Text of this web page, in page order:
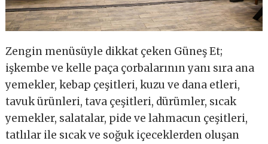
Zengin menüsüyle dikkat çeken Güneş Et;
işkembe ve kelle paça çorbalarının yanı sıra ana
yemekler, kebap çeşitleri, kuzu ve dana etleri,
tavuk ürünleri, tava çeşitleri, dürümler, sıcak
yemekler, salatalar, pide ve lahmacun çeşitleri,
tatlılar ile sıcak ve soğuk içeceklerden oluşan